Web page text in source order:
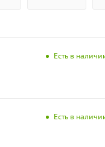
Есть в
Есть в